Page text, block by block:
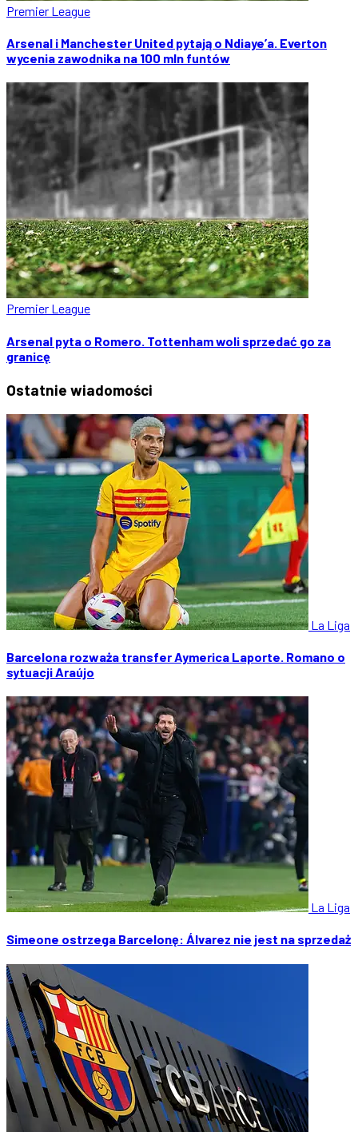
Premier League
Arsenal i Manchester United pytają o Ndiaye’a. Everton
wycenia zawodnika na 100 mln funtów
Premier League
Arsenal pyta o Romero. Tottenham woli sprzedać go za
granicę
Ostatnie wiadomości
La Liga
Barcelona rozważa transfer Aymerica Laporte. Romano o
sytuacji Araújo
La Liga
Simeone ostrzega Barcelonę: Álvarez nie jest na sprzedaż